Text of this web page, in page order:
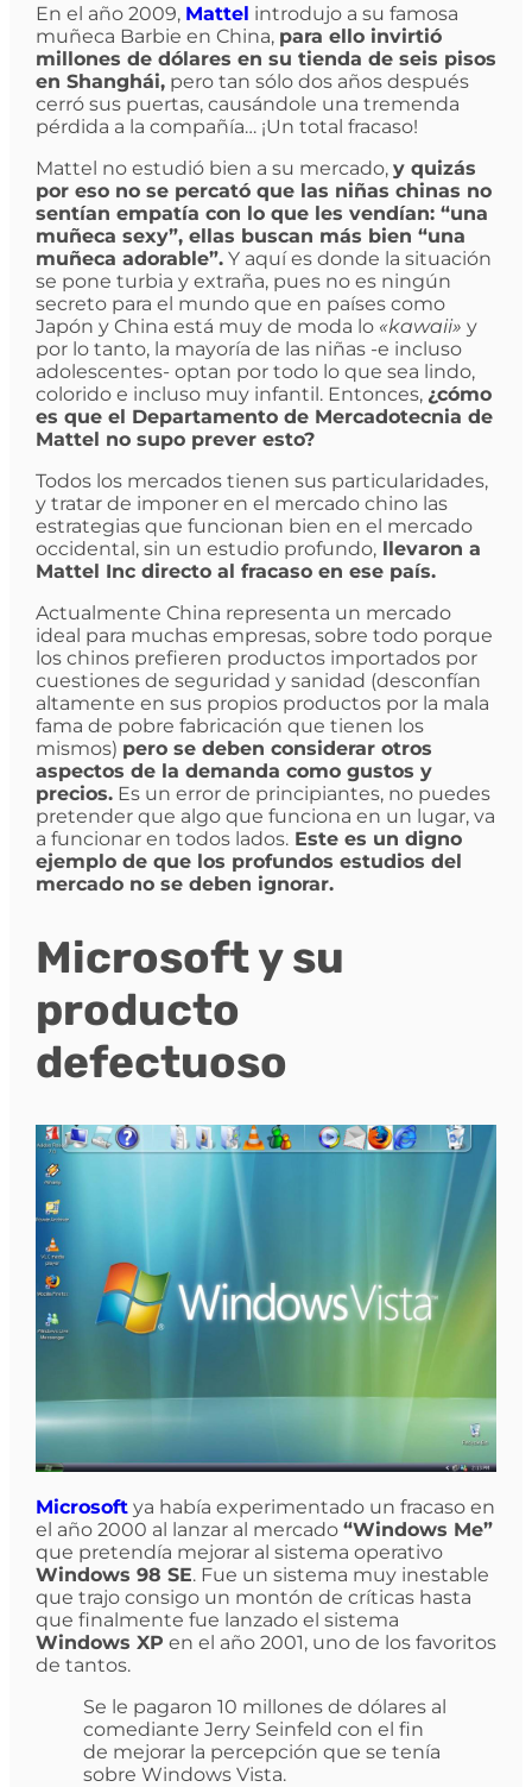
En el año 2009, Mattel introdujo a su famosa
muñeca Barbie en China, para ello invirtió
millones de dólares en su tienda de seis pisos
en Shanghái,pero tan sólo dos años después
cerró sus puertas, causándole una tremenda
pérdida a la compañía… ¡Un total fracaso!
Mattel no estudió bien a su mercado, y quizás
por eso no se percató que las niñas chinas no
sentían empatía con lo que les vendían: “una
muñeca sexy”, ellas buscan más bien “una
muñeca adorable”.Y aquí es donde la situación
se pone turbia y extraña, pues no es ningún
secreto para el mundo que en países como
Japón y China está muy de moda lo «kawaii» y
por lo tanto, la mayoría de las niñas -e incluso
adolescentes- optan por todo lo que sea lindo,
colorido e incluso muy infantil. Entonces, ¿cómo
es que el Departamento de Mercadotecnia de
Mattel no supo prever esto?
Todos los mercados tienen sus particularidades,
y tratar de imponer en el mercado chino las
estrategias que funcionan bien en el mercado
occidental, sin un estudio profundo,llevaron a
Mattel Inc directo al fracaso en ese país.
Actualmente China representa un mercado
ideal para muchas empresas, sobre todo porque
los chinos prefieren productos importados por
cuestiones de seguridad y sanidad (desconfían
altamente en sus propios productos por la mala
fama de pobre fabricación que tienen los
mismos) pero se deben considerar otros
aspectos de la demanda como gustos y
precios.Es un error de principiantes, no puedes
pretender que algo que funciona en un lugar, va
a funcionar en todos lados.Este es un digno
ejemplo de que los profundos estudios del
mercado no se deben ignorar.
Microsoft y su
producto
defectuoso
Microsoftya había experimentado un fracaso en
el año 2000 al lanzar al mercado “Windows Me”
que pretendía mejorar al sistema operativo
Windows 98 SE. Fue un sistema muy inestable
que trajo consigo un montón de críticas hasta
que finalmente fue lanzado el sistema
Windows XP en el año 2001, uno de los favoritos
de tantos.
Se le pagaron 10 millones de dólares al
comediante Jerry Seinfeld con el fin
de mejorar la percepción que se tenía
sobre Windows Vista.